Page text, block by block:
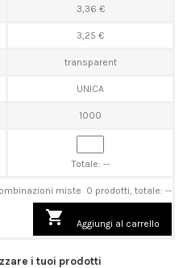
3,36 €
3,25 €
transparent
UNICA
1000
Totale: --
miste 0 prodotti, totale: --
 Aggiungi al carrello
i tuoi prodotti